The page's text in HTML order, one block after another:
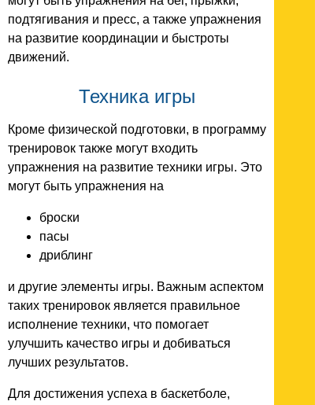
подтягивания и пресс, а также упражнения
на развитие координации и быстроты
движений.
Техника игры
Кроме физической подготовки, в программу
тренировок также могут входить
упражнения на развитие техники игры. Это
могут быть упражнения на
броски
пасы
дриблинг
и другие элементы игры. Важным аспектом
таких тренировок является правильное
исполнение техники, что помогает
улучшить качество игры и добиваться
лучших результатов.
Для достижения успеха в баскетболе,